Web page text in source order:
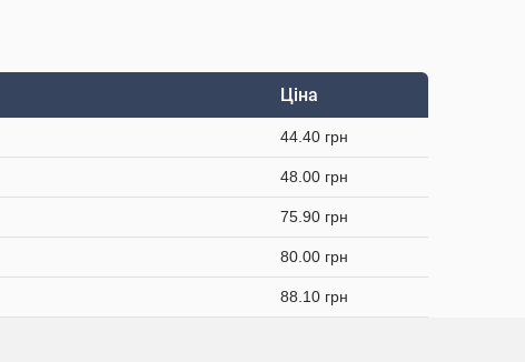
Ціна
44.40 грн
48.00 грн
75.90 грн
80.00 грн
88.10 грн